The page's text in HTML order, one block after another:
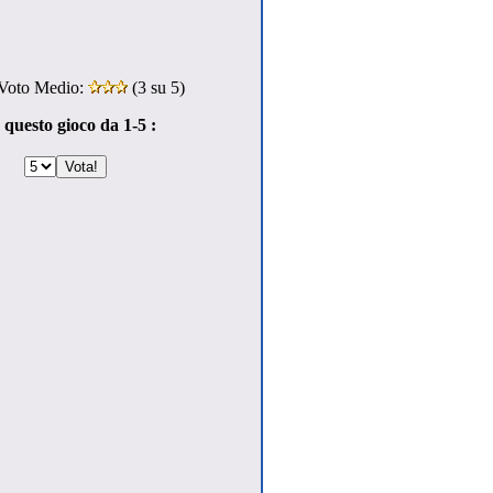
Medio: (3su 5)
gioco da 1-5 :